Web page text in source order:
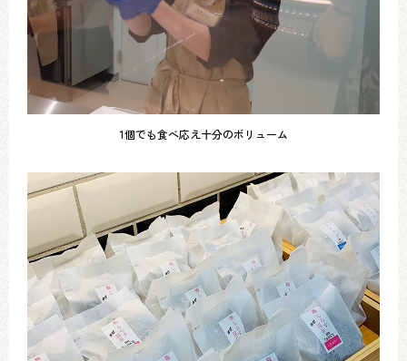
1個でも食べ応え十分のボリューム